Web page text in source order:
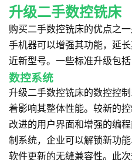
升级二手数控铣床
购买二手数控铣床的优点之
手机器可以增强其功能，延
近新型号。一些标准升级包括
数控系统
升级二手数控铣床的数控控
着影响其整体性能。较新的
改进的用户界面和增强的编
制系统，企业可以解锁新功
软件更新的无缝兼容性。此